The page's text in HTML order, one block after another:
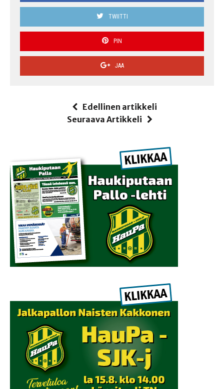
TWIITTI
PIN
JAA
Edellinen artikkeli
Seuraava Artikkeli